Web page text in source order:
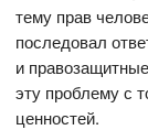
тему прав
последовал
и
эту проблему с
ценностей.